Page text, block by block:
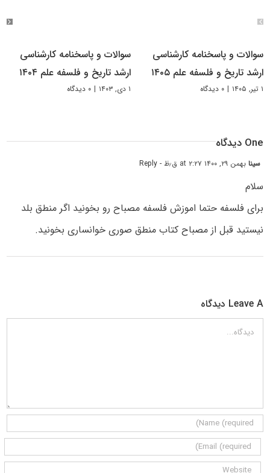
سوالات و پاسخنامه کارشناسی
ارشد تاریخ و فلسفه علم ۱۴۰۵
۱ تیر, ۱۴۰۵ | ۰ دیدگاه
سوالات و پاسخنامه کارشناسی
ارشد تاریخ و فلسفه علم ۱۴۰۴
۱ دی, ۱۴۰۳ | ۰ دیدگاه
One دیدگاه
سینابهمن ۲۹, ۱۴۰۰ at ۲:۲۷ ق٫ظ - Reply
سلام
برای فلسفه حتما اموزش فلسفه مصباح رو بخونید اگر منطق بلد
نیستید قبل از مصباح کتاب منطق صوری خوانساری بخونید.
Leave A دیدگاه
دیدگاه